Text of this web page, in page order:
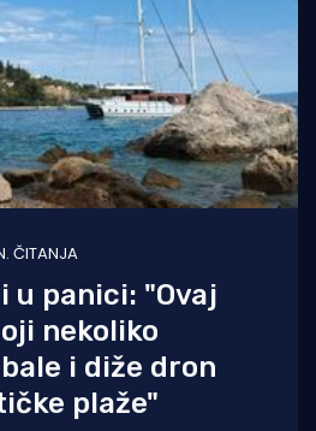
ČITANJA
u panici: "Ovaj
nekoliko
i diže dron
plaže"